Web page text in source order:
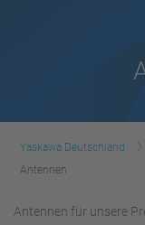
Yaskawa Deutschland
Antennen
Antennen für unsere